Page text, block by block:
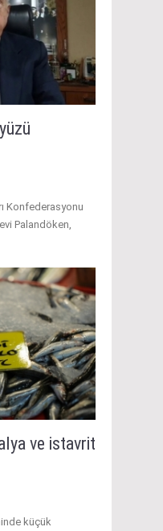
Konfederasyonu
Palandöken,
ve istavrit
küçük